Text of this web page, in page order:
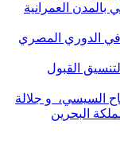
العمرانية
القبول
السيسي، و جلالة
البحرين